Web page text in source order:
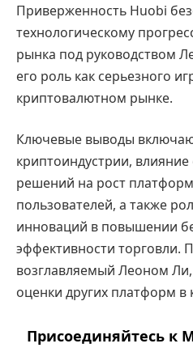
Приверженность Huobi
технологическому
рынка под руководством
его роль как серьезного
криптовалютном рынке.
Ключевые выводы
криптоиндустрии, влияние
решений на рост
пользователей, а также
инноваций в повышении
эффективности торговли.
возглавляемый Леоном
оценки других платформ в
Присоединяйтесь к